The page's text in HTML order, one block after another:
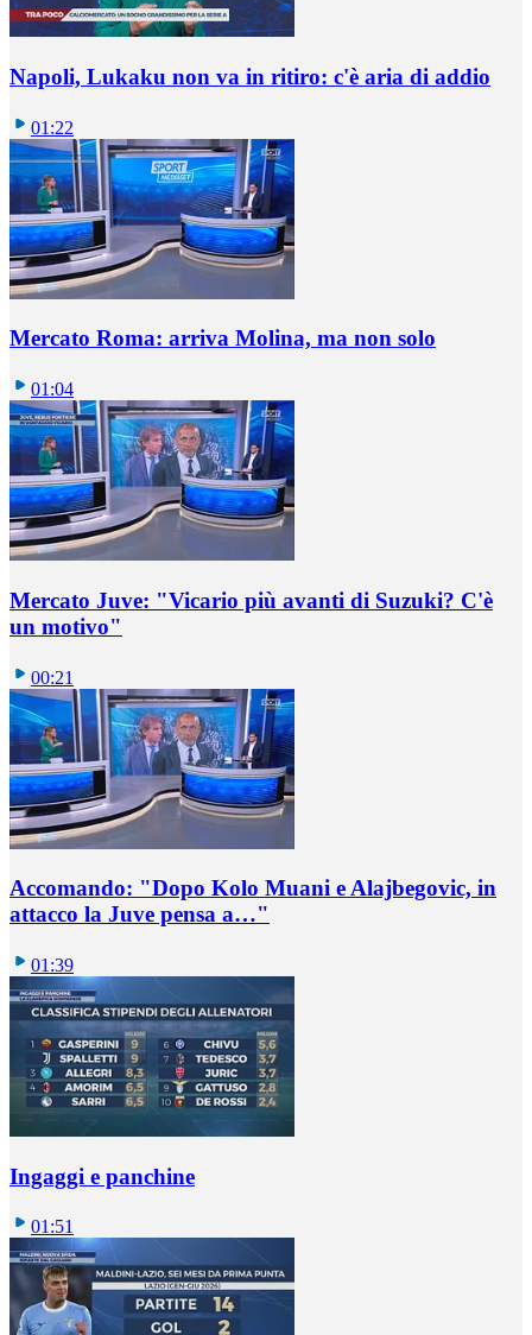
Napoli, Lukaku non va in ritiro: c'è aria di addio
01:22
Mercato Roma: arriva Molina, ma non solo
01:04
Mercato Juve: "Vicario più avanti di Suzuki? C'è
un motivo"
00:21
Accomando: "Dopo Kolo Muani e Alajbegovic, in
attacco la Juve pensa a…"
01:39
Ingaggi e panchine
01:51